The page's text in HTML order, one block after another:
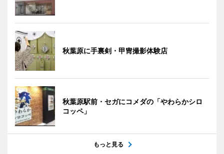
秋葉原に手裏剣・甲冑撮影体験店
秋葉原駅前・セガにコメダの「やわらかシロ
コッペ」
もっと見る